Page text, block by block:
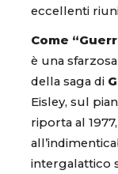
eccellenti
Come
è una
della saga di
Eisley, sul
riporta al
intergalattico